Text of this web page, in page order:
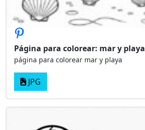
Página para colorear: mar y playa
página para colorear mar y playa
JPG